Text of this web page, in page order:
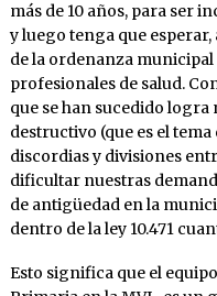
más de 10 años, para ser
y luego tenga que esperar,
de la ordenanza municipal
profesionales de salud.
que se han sucedido
destructivo (que es el
discordias y divisiones
dificultar nuestras
de antigüedad en la
dentro de la ley 10.471
Esto significa que el